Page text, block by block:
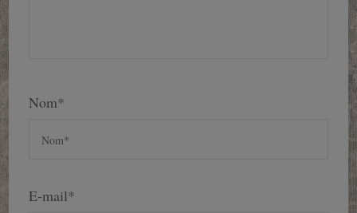
Nom*
E-mail*